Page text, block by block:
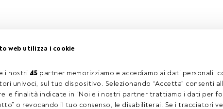
web utilizza i cookie
i nostri 45 partner memorizziamo e accediamo ai dati personali,
univoci, sul tuo dispositivo. Selezionando “Accetta” consenti
le finalità indicate in “Noi e i nostri partner trattiamo i dati per
o revocando il tuo consenso, le disabiliterai. Se i tracciatori